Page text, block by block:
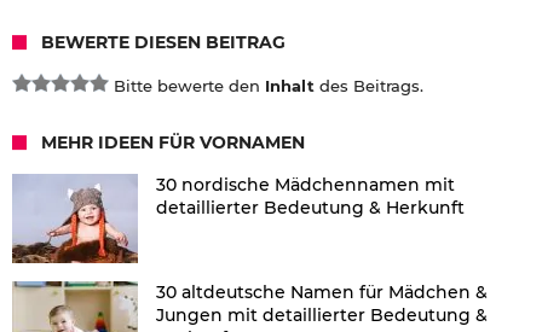
BEWERTE DIESEN BEITRAG
Bitte bewerte den Inhalt des Beitrags.
MEHR IDEEN FÜR VORNAMEN
30 nordische Mädchennamen mit
detaillierter Bedeutung & Herkunft
30 altdeutsche Namen für Mädchen &
Jungen mit detaillierter Bedeutung &